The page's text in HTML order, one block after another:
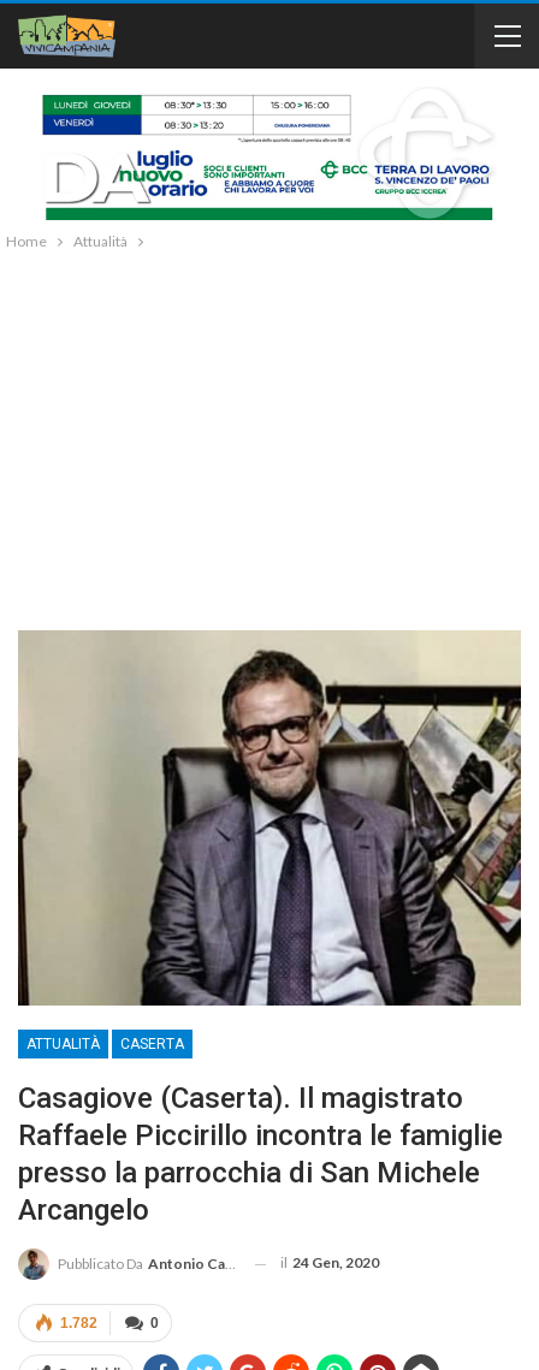
Home Attualità
ATTUALITÀ CASERTA
Casagiove (Caserta). Il magistrato
Raffaele Piccirillo incontra le famiglie
presso la parrocchia di San Michele
Arcangelo
Pubblicato Da Antonio Casertano il 24 Gen, 2020
0
1.782